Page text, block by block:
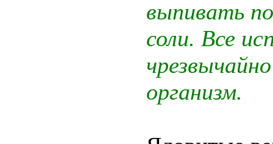
выпивать
соли. Все
организм.